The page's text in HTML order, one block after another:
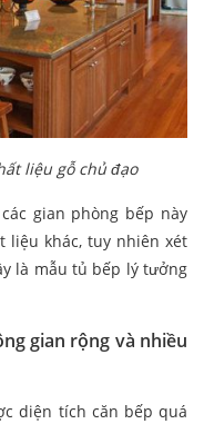
liệu gỗ chủ đạo
gian phòng bếp này
liệu khác, tuy nhiên xét
là mẫu tủ bếp lý tưởng
gian rộng và nhiều
diện tích căn bếp quá